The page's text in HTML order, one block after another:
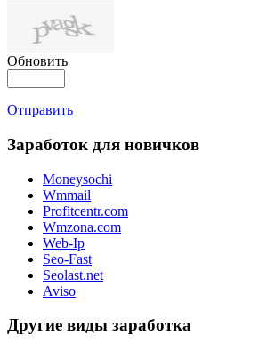
Обновить
Отправить
Заработок для новичков
Moneysochi
Wmmail
Profitcentr.com
Wmzona.com
Web-Ip
Seo-Fast
Seolast.net
Aviso
Другие виды заработка